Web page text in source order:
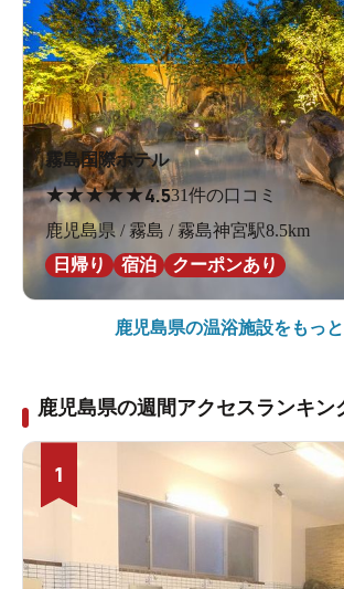
霧島国際ホテル
★★★★★4.531件の口コミ
鹿児島県 / 霧島 / 霧島神宮駅8.5km
日帰り
宿泊 クーポンあり
鹿児島県の温浴施設をもっ
鹿児島県の週間アクセスランキン
1